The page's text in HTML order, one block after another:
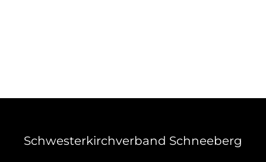
Schwesterkirchverband Schneeberg